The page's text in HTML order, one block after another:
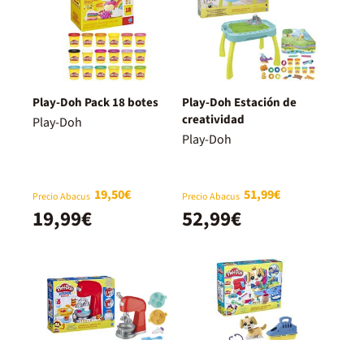
Play-Doh Pack 18 botes
Play-Doh
Precio Abacus 19,50€
19,99€
Play-Doh Estación de
creatividad
Play-Doh
Precio Abacus 51,99€
52,99€